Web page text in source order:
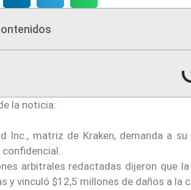
la noticia:
Inc., matriz de Kraken, demanda a
arbitrales redactadas dijeron que
y vinculó $12,5 millones de daños a la